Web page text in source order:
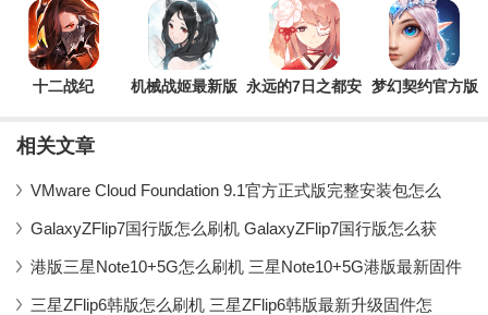
十二战纪
机械战姬最新版 永远的7日之都安 梦幻契约官方版
相关文章
VMware Cloud Foundation 9.1官方正式版完整安装包怎么
GalaxyZFlip7国行版怎么刷机 GalaxyZFlip7国行版怎么获
港版三星Note10+5G怎么刷机 三星Note10+5G港版最新固件
三星ZFlip6韩版怎么刷机 三星ZFlip6韩版最新升级固件怎